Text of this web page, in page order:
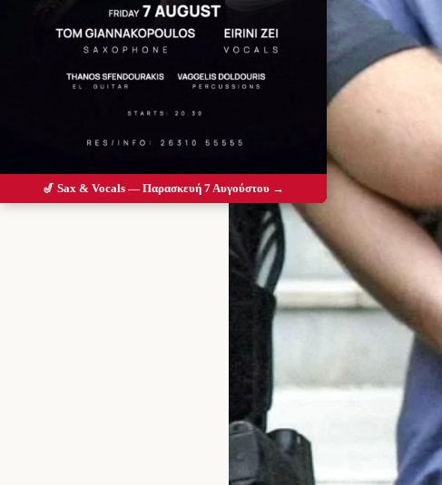
🎷 Sax & Vocals — Παρασκευή 7 Αυγούστου →